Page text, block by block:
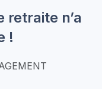
retraite n’a
!